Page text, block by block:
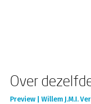
Over
Preview | Willem J.M.I.